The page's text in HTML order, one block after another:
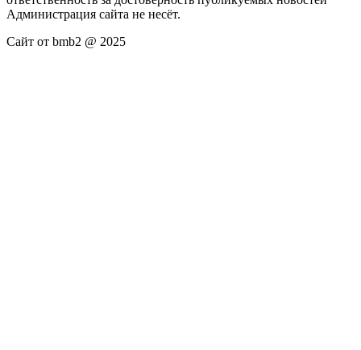
Администрация сайта не несёт.
Сайт от bmb2 @ 2025